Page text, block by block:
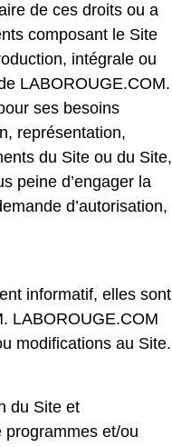
de ces droits ou a
composant le Site
intégrale ou
LABOROUGE.COM.
ses besoins
représentation,
du Site ou du Site,
peine d’engager la
d’autorisation,
informatif, elles sont
LABOROUGE.COM
modifications au Site.
du Site et
programmes et/ou